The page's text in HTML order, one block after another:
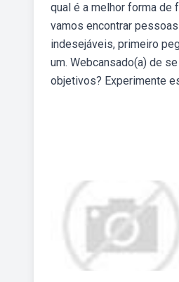
qual é a melhor forma de
vamos encontrar
indesejáveis, primeiro
um. Webcansado(a) de
objetivos? Experimente